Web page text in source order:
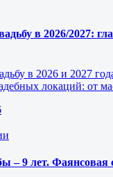
в 2026/2027:
в 2026 и 2027
локаций: от
– 9 лет. Фаянсовая